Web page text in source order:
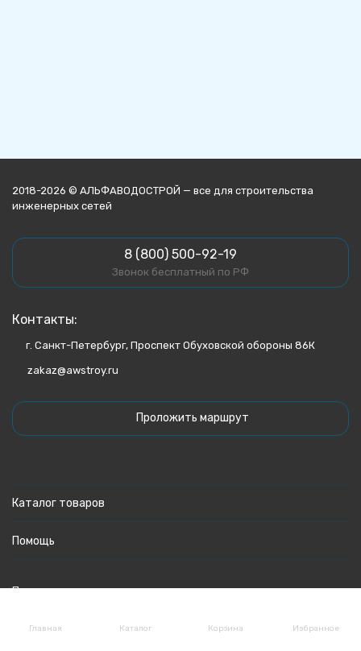
Главная Каталог Корзина Избранное
2018-2026 © АЛЬФАВОДОСТРОЙ — все для строительства
инженерных сетей
8 (800) 500-92-19
Звонок бесплатный по РФ
Контакты:
г. Санкт-Петербург, Проспект Обуховской обороны 86К
zakaz@awstroy.ru
Проложить маршрут
Каталог товаров
Помощь
Политика персональных данных